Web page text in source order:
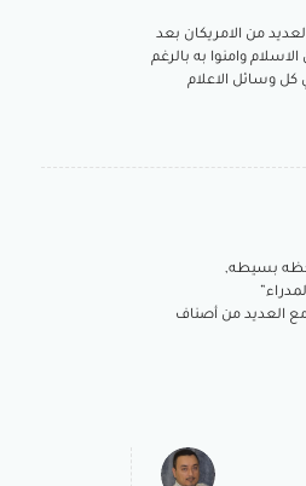
من الامريكان بعد
عن الاسلام وامنوا به بالرغم
وسائل الاعلام
بسيطه,
العديد من أصناف